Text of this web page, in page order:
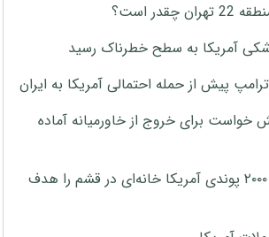
است؟
آمریکا به سطح خطرناک رسید
پیش از حمله احتمالی آمریکا به ایران
خواست برای خروج از خاورمیانه آماده
نیویورک‌تایمز: بمب ۲۰۰۰ پوندی آمریکا خانه‌ای در قشم را هدف